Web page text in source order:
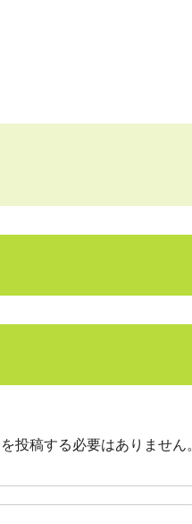
投稿する必要はありません。